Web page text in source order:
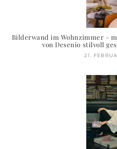
Bilderwand im Wohnzimmer –
von Desenio stilvoll
21.